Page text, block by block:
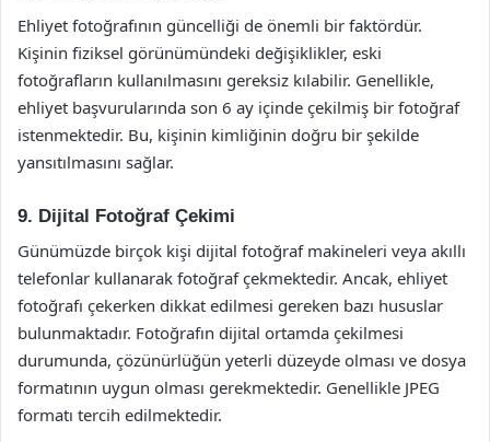
Ehliyet fotoğrafının güncelliği de önemli bir faktördür.
Kişinin fiziksel görünümündeki değişiklikler, eski
fotoğrafların kullanılmasını gereksiz kılabilir. Genellikle,
ehliyet başvurularında son 6 ay içinde çekilmiş bir fotoğraf
istenmektedir. Bu, kişinin kimliğinin doğru bir şekilde
yansıtılmasını sağlar.
9. Dijital Fotoğraf Çekimi
Günümüzde birçok kişi dijital fotoğraf makineleri veya akıllı
telefonlar kullanarak fotoğraf çekmektedir. Ancak, ehliyet
fotoğrafı çekerken dikkat edilmesi gereken bazı hususlar
bulunmaktadır. Fotoğrafın dijital ortamda çekilmesi
durumunda, çözünürlüğün yeterli düzeyde olması ve dosya
formatının uygun olması gerekmektedir. Genellikle JPEG
formatı tercih edilmektedir.